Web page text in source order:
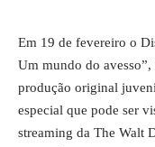
Em 19 de fevereiro o
Um mundo do
produção original
especial que pode ser
streaming da The Walt